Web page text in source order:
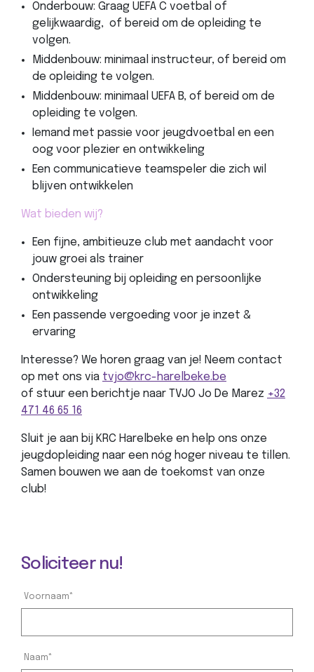
Onderbouw: Graag UEFA C voetbal of
gelijkwaardig, of bereid om de opleiding te
volgen.
Middenbouw: minimaal instructeur, of bereid om
de opleiding te volgen.
Middenbouw: minimaal UEFA B, of bereid om de
opleiding te volgen.
Iemand met passie voor jeugdvoetbal en een
oog voor plezier en ontwikkeling
Een communicatieve teamspeler die zich wil
blijven ontwikkelen
Wat bieden wij?
Een fijne, ambitieuze club met aandacht voor
jouw groei als trainer
Ondersteuning bij opleiding en persoonlijke
ontwikkeling
Een passende vergoeding voor je inzet &
ervaring
Interesse? We horen graag van je! Neem contact
op met ons via tvjo@krc-harelbeke.be
of stuur een berichtje naar TVJO Jo De Marez +32
471 46 65 16
Sluit je aan bij KRC Harelbeke en help ons onze
jeugdopleiding naar een nóg hoger niveau te tillen.
Samen bouwen we aan de toekomst van onze
club!
Soliciteer nu!
Voornaam*
Naam*